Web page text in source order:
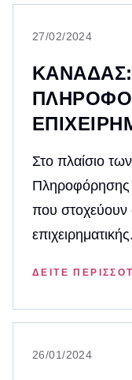
27/02/2024
Στο πλαίσιο
Πληροφόρησης
που στοχεύουν
ΔΕΊΤΕ
26/01/2024